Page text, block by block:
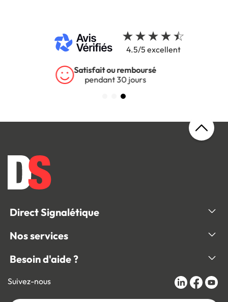
4.5/5 excellent
Garantie 5 ans
sur tous nos produits
Direct Signalétique
Nos services
Besoin d'aide ?
Suivez-nous